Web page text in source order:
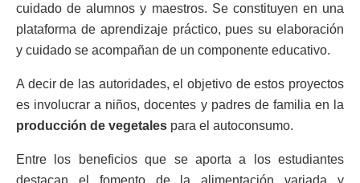
cuidado de alumnos y maestros. Se constituyen en una
plataforma de aprendizaje práctico, pues su elaboración
y cuidado se acompañan de un componente educativo.
A decir de las autoridades, el objetivo de estos proyectos
es involucrar a niños, docentes y padres de familia en la
producción de vegetales para el autoconsumo.
Entre los beneficios que se aporta a los estudiantes
destacan el fomento de la alimentación variada y